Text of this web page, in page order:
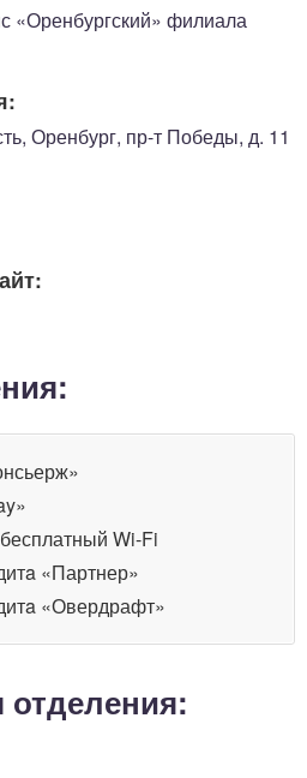
«Оренбургский» филиала
Оренбург, пр-т Победы, д. 11
Wi-Fi
«Партнер»
«Овердрафт»